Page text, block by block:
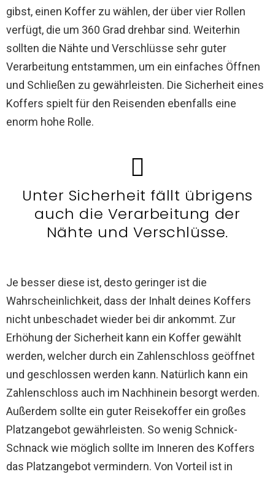
gibst, einen Koffer zu wählen, der über vier Rollen
verfügt, die um 360 Grad drehbar sind. Weiterhin
sollten die Nähte und Verschlüsse sehr guter
Verarbeitung entstammen, um ein einfaches Öffnen
und Schließen zu gewährleisten. Die Sicherheit eines
Koffers spielt für den Reisenden ebenfalls eine
enorm hohe Rolle.
Unter Sicherheit fällt übrigens
auch die Verarbeitung der
Nähte und Verschlüsse.
Je besser diese ist, desto geringer ist die
Wahrscheinlichkeit, dass der Inhalt deines Koffers
nicht unbeschadet wieder bei dir ankommt. Zur
Erhöhung der Sicherheit kann ein Koffer gewählt
werden, welcher durch ein Zahlenschloss geöffnet
und geschlossen werden kann. Natürlich kann ein
Zahlenschloss auch im Nachhinein besorgt werden.
Außerdem sollte ein guter Reisekoffer ein großes
Platzangebot gewährleisten. So wenig Schnick-
Schnack wie möglich sollte im Inneren des Koffers
das Platzangebot vermindern. Von Vorteil ist in